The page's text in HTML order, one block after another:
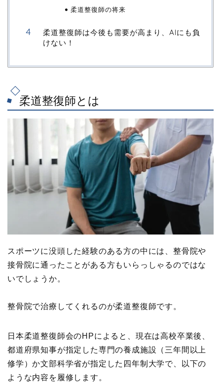
柔道整復師の将来
柔道整復師は今後も需要が高まり、AIにも負
けない！
柔道整復師とは
スポーツに没頭した経験のある方の中には、整骨院や
接骨院に通ったことがある方もいらっしゃるのではな
いでしょうか。
整骨院で治療してくれるのが柔道整復師です。
日本柔道整復師会のHPによると、現在は高校卒業後、
都道府県知事が指定した専門の養成施設（三年間以上
修学）か文部科学省が指定した四年制大学で、以下の
ような内容を履修します。